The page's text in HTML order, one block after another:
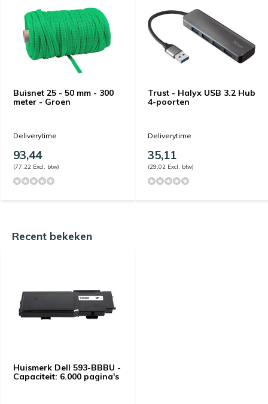
Buisnet 25 - 50 mm - 300
meter - Groen
Deliverytime
93,44
(77,22 Excl. btw)
Trust - Halyx USB 3.2 Hub
4-poorten
Deliverytime
35,11
(29,02 Excl. btw)
Recent bekeken
Huismerk Dell 593-BBBU -
Capaciteit: 6.000 pagina's